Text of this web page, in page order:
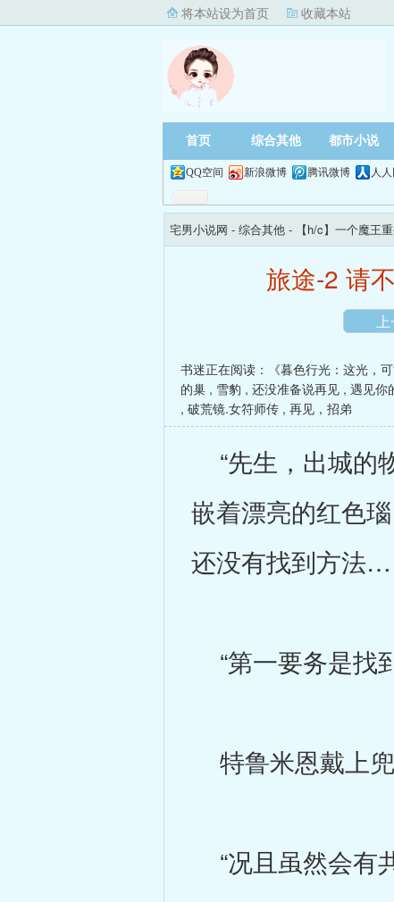
将本站设为首页 收藏本站
首页 综合其他 都市小说
QQ空间 新浪微博 腾讯微博 人人
宅男小说网 - 综合其他 - 【h/c】一个魔王
旅途-2 请
上
书迷正在阅读： 《暮色行光：这光，
的巢 , 雪豹 , 还没准备说再见 , 遇见你
, 破荒镜.女符师传 , 再见，招弟
“先生，出城的
嵌着漂亮的红色
还没有找到方法
“第一要务是找
特鲁米恩戴上兜
“况且虽然会有